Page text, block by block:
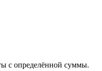
с определённой суммы.